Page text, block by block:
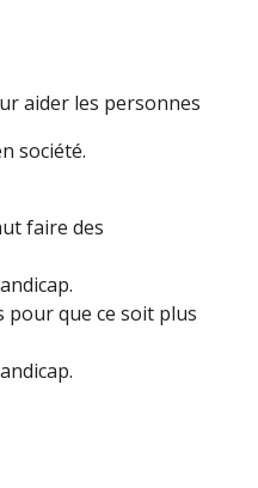
aider les personnes
société.
faire des
pour que ce soit plus